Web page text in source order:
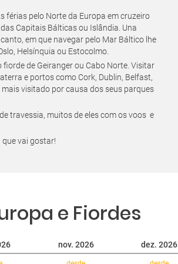
férias pelo Norte da Europa em cruzeiro
Capitais Bálticas ou Islândia. Una
em que navegar pelo Mar Báltico lhe
Helsínquia ou Estocolmo.
de Geiranger ou Cabo Norte. Visitar
e portos como Cork, Dublin, Belfast,
visitado por causa dos seus parques
travessia, muitos de eles com os voos e
que vai gostar!
e Fiordes
nov. 2026 dez. 2026